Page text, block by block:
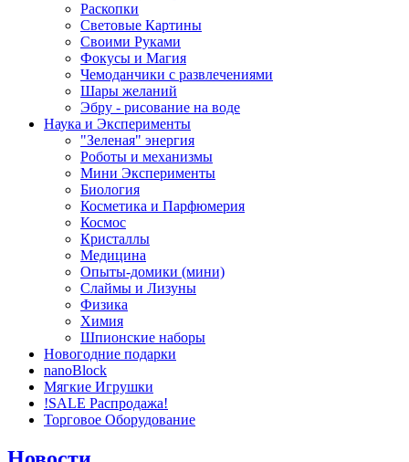
Раскопки
Световые Картины
Своими Руками
Фокусы и Магия
Чемоданчики с развлечениями
Шары желаний
Эбру - рисование на воде
Наука и Эксперименты
"Зеленая" энергия
Роботы и механизмы
Мини Эксперименты
Биология
Косметика и Парфюмерия
Космос
Кристаллы
Медицина
Опыты-домики (мини)
Слаймы и Лизуны
Физика
Химия
Шпионские наборы
Новогодние подарки
nanoBlock
Мягкие Игрушки
!SALE Распродажа!
Торговое Оборудование